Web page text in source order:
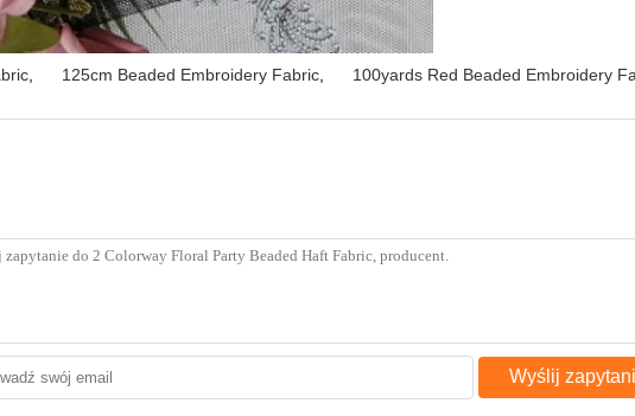
125cm Beaded Embroidery Fabric 100yards Red Beaded Embroidery
Wyślij